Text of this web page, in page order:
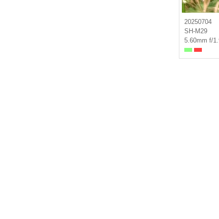
20250704
SH-M29
5.60mm f/